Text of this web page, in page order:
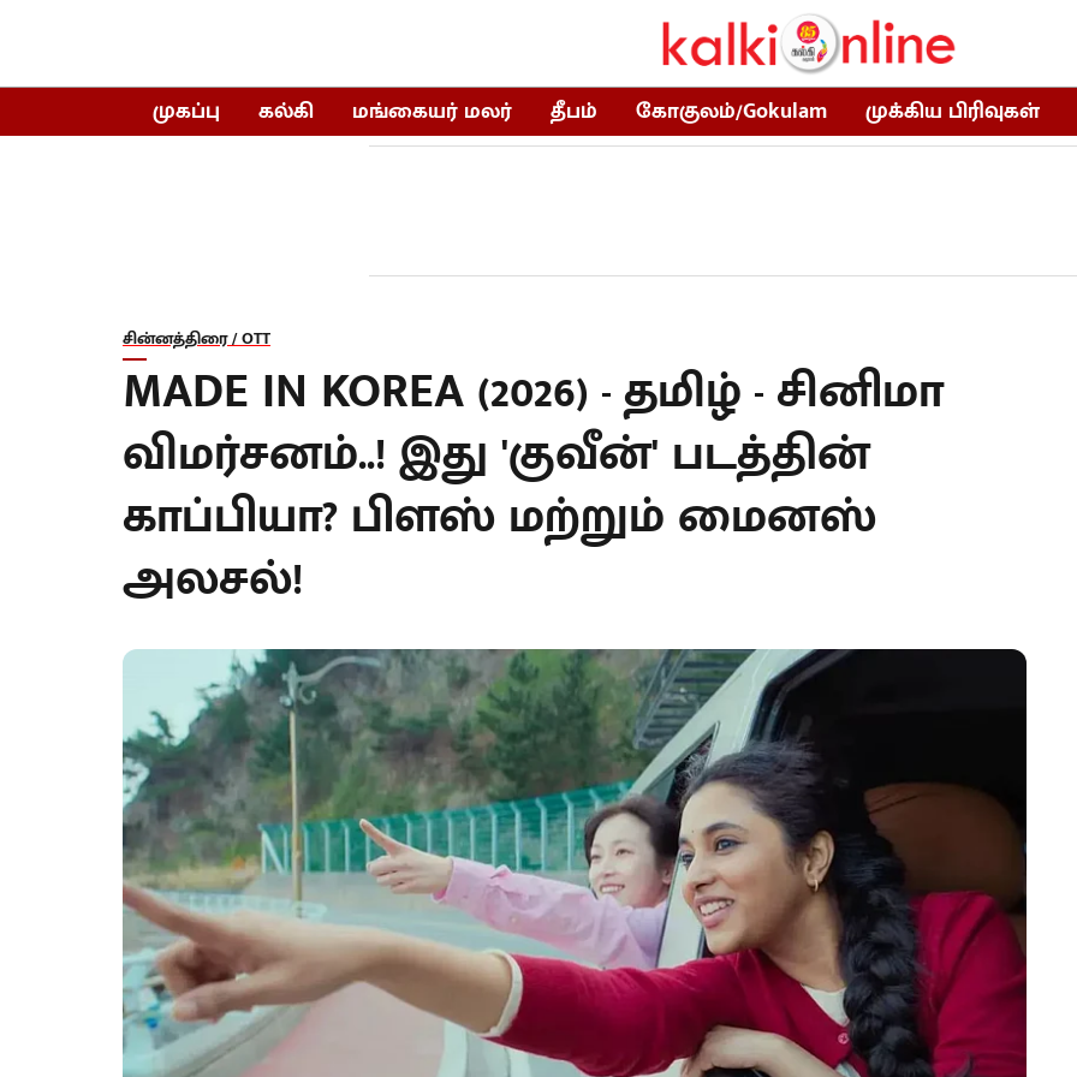
முகப்பு கல்கி மங்கையர் மலர் தீபம் கோகுலம்/Gokulam முக்கிய பிரிவுகள்
சின்னத்திரை / OTT
MADE IN KOREA (2026) - தமிழ் - சினிமா
விமர்சனம்..! இது 'குவீன்' படத்தின்
காப்பியா? பிளஸ் மற்றும் மைனஸ்
அலசல்!